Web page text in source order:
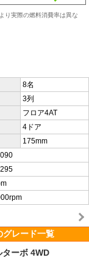
り実際の燃料消費率は異な
8名
3列
フロア4AT
4ドア
175mm
グレード一覧
ーボ 4WD